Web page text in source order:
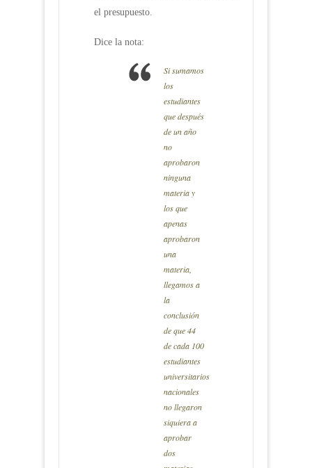
el presupuesto.
Dice la nota:
Si sumamos
los
estudiantes
que después
de un año
no
aprobaron
ninguna
materia y
los que
apenas
aprobaron
una
materia,
llegamos a
la
conclusión
de que 44
de cada 100
estudiantes
universitarios
nacionales
no llegaron
siquiera a
aprobar
dos